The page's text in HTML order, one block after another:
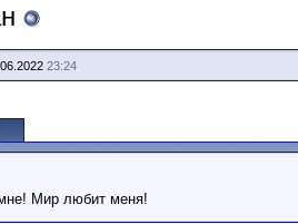
23:24
Мир любит меня!